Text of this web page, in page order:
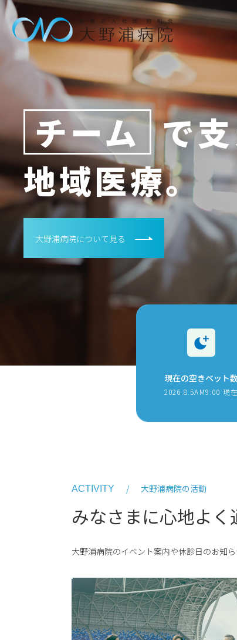
チーム で支
地域医療。
大野浦病院について見る
現在の空きベット数
2026.8.5AM9:00 現在
ACTIVITY 大野浦病院の活動
みなさまに心地よ
大野浦病院のイベント案内や休診日のお知